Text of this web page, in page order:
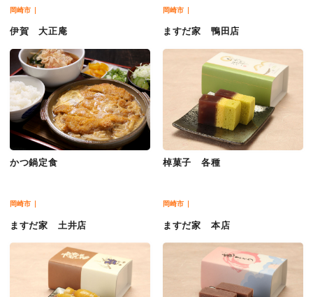
岡崎市
伊賀 大正庵
かつ鍋定食
岡崎市
ますだ家 鴨田店
棹菓子 各種
岡崎市
ますだ家 土井店
岡崎市
ますだ家 本店